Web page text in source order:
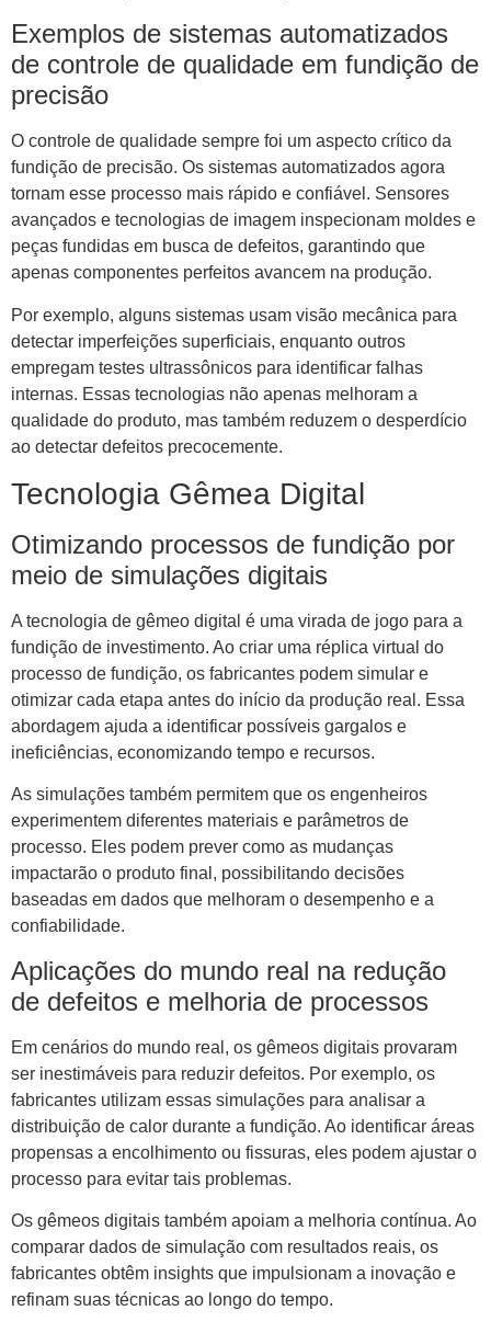
Exemplos de sistemas automatizados
de controle de qualidade em fundição de
precisão
O controle de qualidade sempre foi um aspecto crítico da
fundição de precisão. Os sistemas automatizados agora
tornam esse processo mais rápido e confiável. Sensores
avançados e tecnologias de imagem inspecionam moldes e
peças fundidas em busca de defeitos, garantindo que
apenas componentes perfeitos avancem na produção.
Por exemplo, alguns sistemas usam visão mecânica para
detectar imperfeições superficiais, enquanto outros
empregam testes ultrassônicos para identificar falhas
internas. Essas tecnologias não apenas melhoram a
qualidade do produto, mas também reduzem o desperdício
ao detectar defeitos precocemente.
Tecnologia Gêmea Digital
Otimizando processos de fundição por
meio de simulações digitais
A tecnologia de gêmeo digital é uma virada de jogo para a
fundição de investimento. Ao criar uma réplica virtual do
processo de fundição, os fabricantes podem simular e
otimizar cada etapa antes do início da produção real. Essa
abordagem ajuda a identificar possíveis gargalos e
ineficiências, economizando tempo e recursos.
As simulações também permitem que os engenheiros
experimentem diferentes materiais e parâmetros de
processo. Eles podem prever como as mudanças
impactarão o produto final, possibilitando decisões
baseadas em dados que melhoram o desempenho e a
confiabilidade.
Aplicações do mundo real na redução
de defeitos e melhoria de processos
Em cenários do mundo real, os gêmeos digitais provaram
ser inestimáveis ​​para reduzir defeitos. Por exemplo, os
fabricantes utilizam essas simulações para analisar a
distribuição de calor durante a fundição. Ao identificar áreas
propensas a encolhimento ou fissuras, eles podem ajustar o
processo para evitar tais problemas.
Os gêmeos digitais também apoiam a melhoria contínua. Ao
comparar dados de simulação com resultados reais, os
fabricantes obtêm insights que impulsionam a inovação e
refinam suas técnicas ao longo do tempo.